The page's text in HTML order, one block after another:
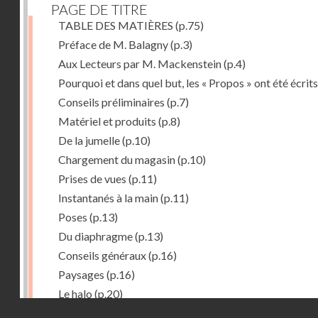
PAGE DE TITRE
TABLE DES MATIÈRES (p.75)
Préface de M. Balagny(p.3)
Aux Lecteurs par M. Mackenstein(p.4)
Pourquoi et dans quel but, les « Propos » ont été écrits
Conseils préliminaires (p.7)
Matériel et produits (p.8)
De la jumelle(p.10)
Chargement du magasin(p.10)
Prises de vues (p.11)
Instantanés à la main(p.11)
Poses (p.13)
Du diaphragme(p.13)
Conseils généraux(p.16)
Paysages (p.16)
Le halo (p.20)